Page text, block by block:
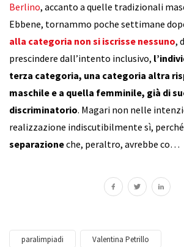
Berlino, accanto a quelle tradizionali
Ebbene, tornammo poche settimane
alla categoria non si iscrisse nessuno,
prescindere dall’intento inclusivo,
terza categoria, una categoria altra
maschile e a quella femminile, già di
discriminatorio. Magari non nelle
realizzazione indiscutibilmente sì,
separazioneche, peraltro, avrebbe co…
paralimpiadi Valentina Petrillo